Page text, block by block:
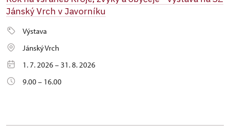
Jánský Vrch v Javorníku
Výstava
Jánský Vrch
1. 7. 2026 – 31. 8. 2026
9.00 – 16.00